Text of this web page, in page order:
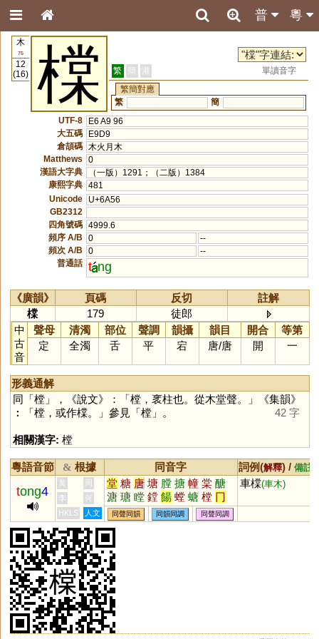
粵
普
木
75
12
(16)
橖 繁 簡 港
單讀音字
繁簡對應
繁
簡
UTF-8
E6 A9 96
大五碼
E9D9
倉頡碼
木火月木
Matthews
0
漢語大字典
（一版）1291；（二版）1384
康熙字典 481
Unicode
U+6A56
GB2312
四角號碼 4999.6
頻序 A/B
0
--
頻次 A/B
0
--
普通話 t ng
《廣韻》 頁碼 反切
註解
橖
179
徒郎
中
古
音
聲母 清濁 部位 聲調 韻攝 韻目 開合
等第
定
全濁 舌 平 宕 唐/唐 開 一
形義通解
同「 樘」，《說文》：「樘，衺柱也。從木堂聲。」《集韻》
︰「樘，或作橖。」參見「 樘」。 42 字
相關漢字: 樘
粵語音節 & 根據 同音字 詞例(解釋) / 備註
tong4
黃 周 堂 糖 唐 塘 膛 搪 幢 棠 醣
溏 瑭 瞠 鏜 餳 螳 螗 樘 冂
鶶 鎕 磄 踼 蓎 榶 嵣 漟 闛
赯 逿 煻
車橖(車木)
李
何
HKLS
人文 同聲同韻 同韻同調 同聲同調